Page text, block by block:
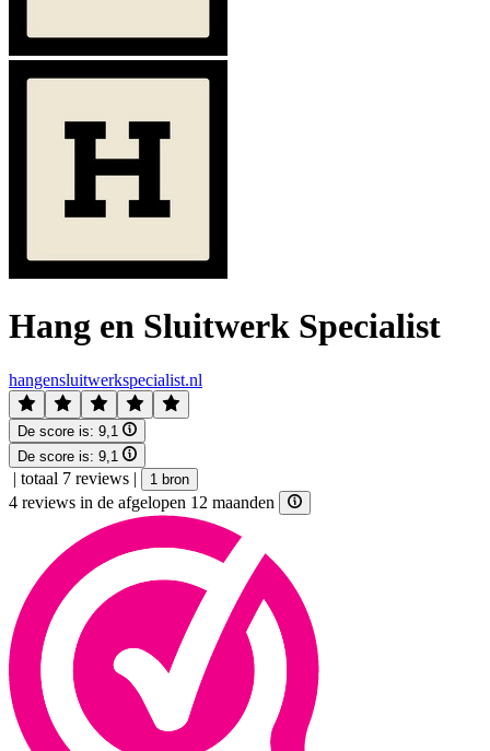
Hang en Sluitwerk Specialist
hangensluitwerkspecialist.nl
De score is: 9,1
De score is: 9,1
| totaal 7 reviews | 1 bron
4 reviews in de afgelopen 12 maanden